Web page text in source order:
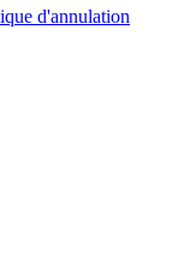
d'annulation